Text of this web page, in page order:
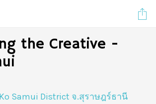
the Creative -
Samui District จ.สุราษฎร์ธานี